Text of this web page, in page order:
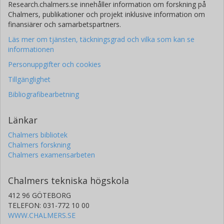
Research.chalmers.se innehåller information om forskning på
Chalmers, publikationer och projekt inklusive information om
finansiärer och samarbetspartners.
Läs mer om tjänsten, täckningsgrad och vilka som kan se
informationen
Personuppgifter och cookies
Tillgänglighet
Bibliografibearbetning
Länkar
Chalmers bibliotek
Chalmers forskning
Chalmers examensarbeten
Chalmers tekniska högskola
412 96 GÖTEBORG
TELEFON: 031-772 10 00
WWW.CHALMERS.SE